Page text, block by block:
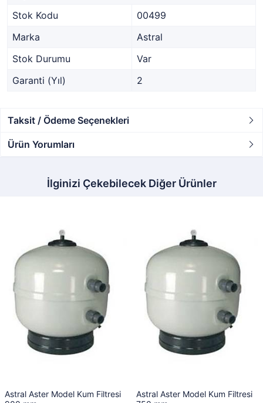
Stok Kodu
00499
Marka
Astral
Stok Durumu
Var
Garanti (Yıl)
2
Taksit / Ödeme Seçenekleri
Ürün Yorumları
İlginizi Çekebilecek Diğer Ürünler
Astral Aster Model Kum Filtresi
Astral Aster Model Kum Filtresi